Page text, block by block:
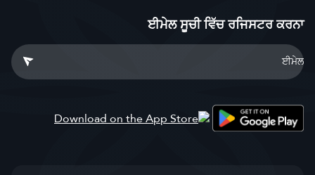
ਈਮੇਲ ਸੂਚੀ ਵਿੱਚ ਰਜਿਸਟਰ ਕਰਨਾ